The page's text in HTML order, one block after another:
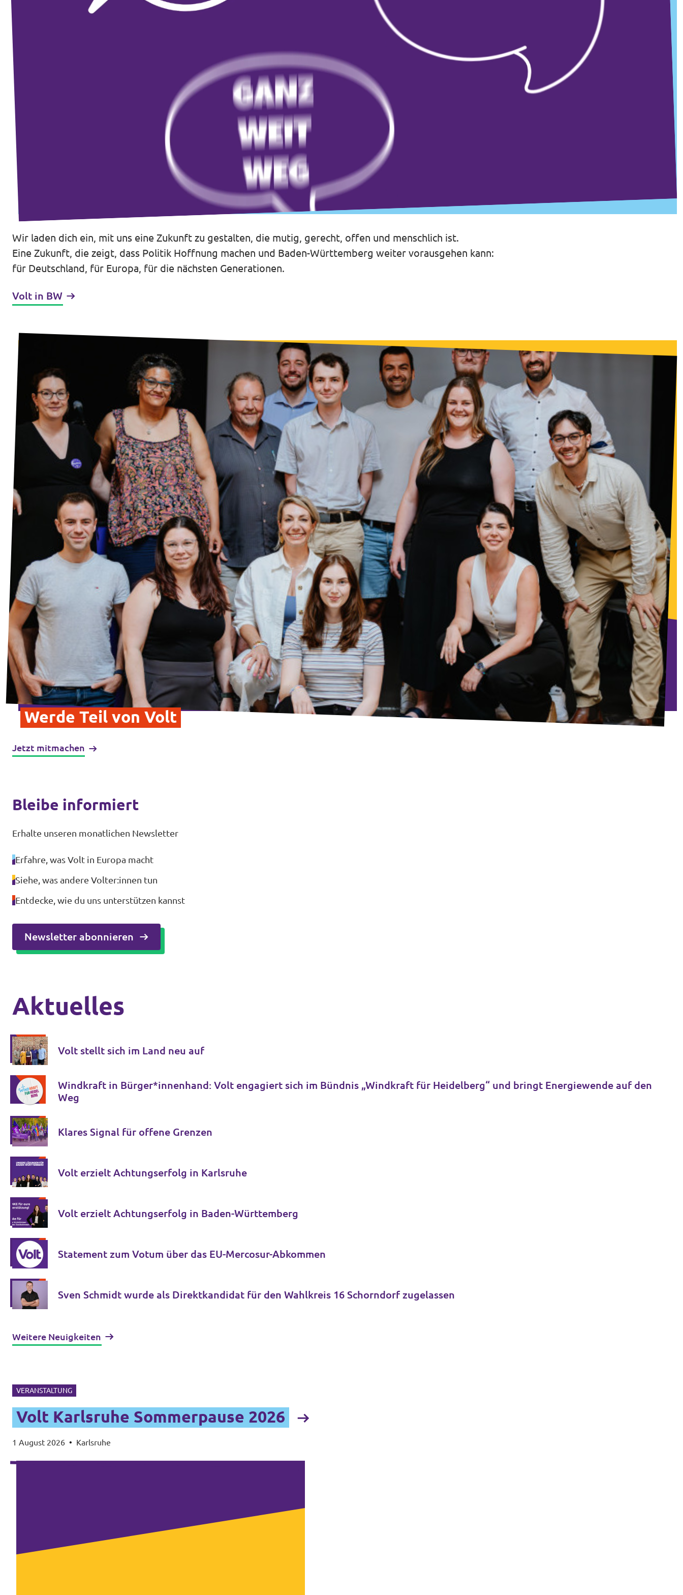
Mache bei uns mit!
Deine Spende für Volt!
Jobs bei Volt
Transparenz
Datenschutz
Impressum
Wir laden dich ein, mit uns eine Zukunft zu gestalten, die mutig, gerecht, offen und menschlich ist.
Eine Zukunft, die zeigt, dass Politik Hoffnung machen und Baden-Württemberg weiter vorausgehen kann:
für Deutschland, für Europa, für die nächsten Generationen.
Volt in BW
Werde Teil von Volt
Jetzt mitmachen
Bleibe informiert
Erhalte unseren monatlichen Newsletter
Erfahre, was Volt in Europa macht
Siehe, was andere Volter:innen tun
Entdecke, wie du uns unterstützen kannst
Newsletter abonnieren
Aktuelles
Volt stellt sich im Land neu auf
Windkraft in Bürger*innenhand: Volt engagiert sich im Bündnis „Windkraft für Heidelberg“ und bringt Energiewende auf den
Weg
Klares Signal für offene Grenzen
Volt erzielt Achtungserfolg in Karlsruhe
Volt erzielt Achtungserfolg in Baden-Württemberg
Statement zum Votum über das EU-Mercosur-Abkommen
Sven Schmidt wurde als Direktkandidat für den Wahlkreis 16 Schorndorf zugelassen
Weitere Neuigkeiten
VERANSTALTUNG
Volt Karlsruhe Sommerpause 2026
1 August 2026 • Karlsruhe